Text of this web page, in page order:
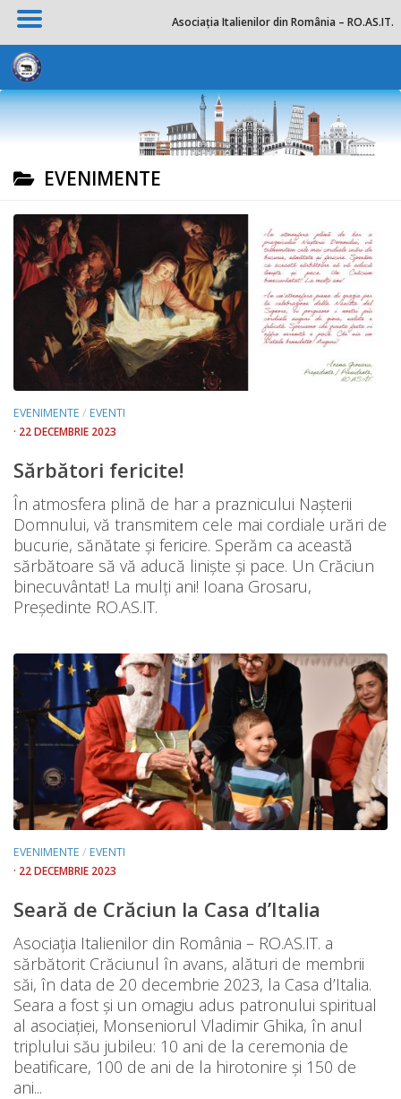
Skip to content
EVENIMENTE
EVENIMENTE / EVENTI
· 22 DECEMBRIE 2023
Sărbători fericite!
În atmosfera plină de har a praznicului Naşterii
Domnului, vă transmitem cele mai cordiale urări de
bucurie, sănătate și fericire. Sperăm ca această
sărbătoare să vă aducă liniște și pace. Un Crăciun
binecuvântat! La mulţi ani! Ioana Grosaru,
Președinte RO.AS.IT.
EVENIMENTE / EVENTI
· 22 DECEMBRIE 2023
Seară de Crăciun la Casa d’Italia
Asociația Italienilor din România – RO.AS.IT. a
sărbătorit Crăciunul în avans, alături de membrii
săi, în data de 20 decembrie 2023, la Casa d’Italia.
Seara a fost și un omagiu adus patronului spiritual
al asociației, Monseniorul Vladimir Ghika, în anul
triplului său jubileu: 10 ani de la ceremonia de
beatificare, 100 de ani de la hirotonire și 150 de
ani...
Asociația Italienilor din România – RO.AS.IT.